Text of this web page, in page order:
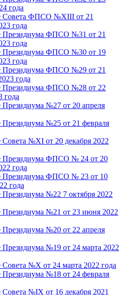
года
Совета ФПСО №XIII от 21
года
Президиума ФПСО №31 от 21
года
Президиума ФПСО №30 от 19
года
Президиума ФПСО №29 от 21
года
Президиума ФПСО №28 от 22
года
Президиума №27 от 20 апреля
Президиума №25 от 21 февраля
Совета №XI от 20 декабря 2022
Президиума ФПСО № 24 от 20
года
Президиума ФПСО № 23 от 10
года
Президиума №22 7 октября 2022
Президиума №21 от 23 июня 2022
Президиума №20 от 22 апреля
Президиума №19 от 24 марта 2022
Совета №X от 24 марта 2022 года
Президиума №18 от 24 февраля
Совета №IX от 16 декабря 2021